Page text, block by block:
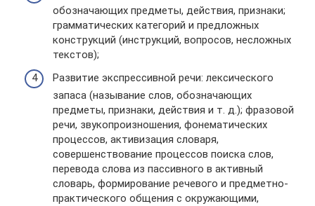
обозначающих предметы, действия, признаки;
грамматических категорий и предложных
конструкций (инструкций, вопросов, несложных
текстов);
Развитие экспрессивной речи: лексического
запаса (называние слов, обозначающих
предметы, признаки, действия и т. д.); фразовой
речи, звукопроизношения, фонематических
процессов, активизация словаря,
совершенствование процессов поиска слов,
перевода слова из пассивного в активный
словарь, формирование речевого и предметно-
практического общения с окружающими,